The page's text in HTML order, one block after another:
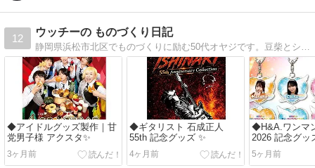
12
ウッチーの ものづくり日記
静岡県浜松市北区でものづくりに励む50代オヤジです。豆柴とシベリアンハスキー飼ってます。
◆アイドルグッズ製作｜甘
党男子様 アクスタ✨
3ヶ月前
◆ギタリスト 石成正人
55th 記念グッズ ✨
4ヶ月前
◆H&A.ワンマ
2026 記念グッ
5ヶ月前